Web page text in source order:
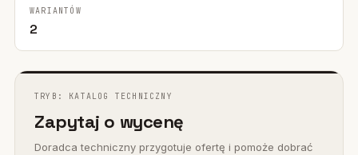
WARIANTÓW
2
TRYB: KATALOG TECHNICZNY
Zapytaj o wycenę
Doradca techniczny przygotuje ofertę i pomoże dobrać